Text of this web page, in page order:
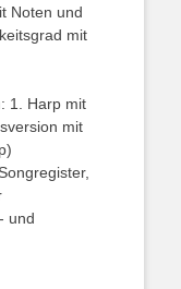
Noten und
mit
1. Harp mit
mit
und